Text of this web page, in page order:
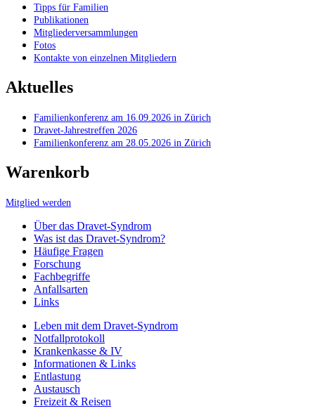
Tipps für Familien
Publikationen
Mitgliederversammlungen
Fotos
Kontakte von einzelnen Mitgliedern
Aktuelles
Familienkonferenz am 16.09.2026 in Zürich
Dravet-Jahrestreffen 2026
Familienkonferenz am 28.05.2026 in Zürich
Warenkorb
Mitglied werden
Über das Dravet-Syndrom
Was ist das Dravet-Syndrom?
Häufige Fragen
Forschung
Fachbegriffe
Anfallsarten
Links
Leben mit dem Dravet-Syndrom
Notfallprotokoll
Krankenkasse & IV
Informationen & Links
Entlastung
Austausch
Freizeit & Reisen